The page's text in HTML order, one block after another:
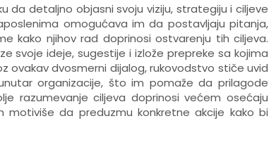
da detaljno objasni svoju viziju, strategiju i ciljeve
omogućava im da postavljaju pitanja,
kako njihov rad doprinosi ostvarenju tih ciljeva.
svoje ideje, sugestije i izlože prepreke sa kojima
ovakav dvosmerni dijalog, rukovodstvo stiče uvid
organizacije, što im pomaže da prilagode
razumevanje ciljeva doprinosi većem osećaju
da preduzmu konkretne akcije kako bi